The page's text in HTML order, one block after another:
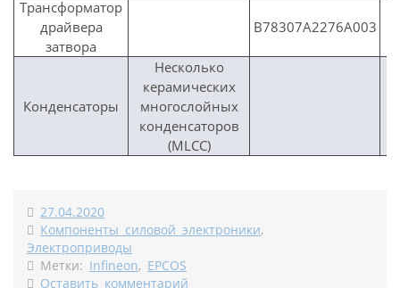
Трансформатор
драйвера
затвора
B78307A2276A003
Конденсаторы
Несколько
керамических
многослойных
конденсаторов
(MLCC)
27.04.2020
Компоненты силовой электроники,
Электроприводы
Метки: Infineon, EPCOS
Оставить комментарий